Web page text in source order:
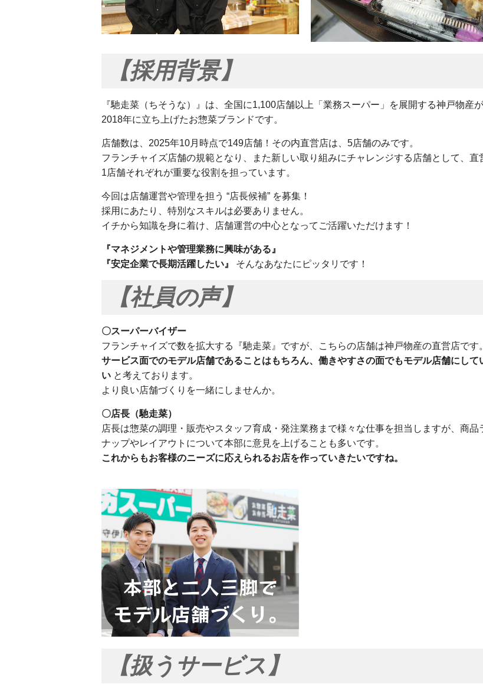
【採用背景】
『馳走菜（ちそうな）』は、全国に1,100店舗以上「業務スーパー」を展開する神戸物産が
2018年に立ち上げたお惣菜ブランドです。
店舗数は、2025年10月時点で149店舗！その内直営店は、5店舗のみです。
フランチャイズ店舗の規範となり、また新しい取り組みにチャレンジする店舗として、直
1店舗それぞれが重要な役割を担っています。
今回は店舗運営や管理を担う “店長候補” を募集！
採用にあたり、特別なスキルは必要ありません。
イチから知識を身に着け、店舗運営の中心となってご活躍いただけます！
『マネジメントや管理業務に興味がある』
『安定企業で長期活躍したい』
そんなあなたにピッタリです！
【社員の声】
〇スーパーバイザー
フランチャイズで数を拡大する『馳走菜』ですが、こちらの店舗は神戸物産の直営店です。
サービス面でのモデル店舗であることはもちろん、働きやすさの面でもモデル店舗にして
い と考えております。
より良い店舗づくりを一緒にしませんか。
〇店長（馳走菜）
店長は惣菜の調理・販売やスタッフ育成・発注業務まで様々な仕事を担当しますが、商品
ナップやレイアウトについて本部に意見を上げることも多いです。
これからもお客様のニーズに応えられるお店を作っていきたいですね。
【扱うサービス】